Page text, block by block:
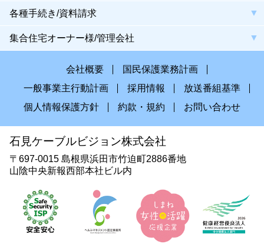
各種手続き/資料請求
集合住宅オーナー様/管理会社
会社概要
国民保護業務計画
一般事業主行動計画
採用情報
放送番組基準
個人情報保護方針
約款・規約 お問い合わせ
石見ケーブルビジョン株式会社
〒697-0015 島根県浜田市竹迫町2886番地
山陰中央新報西部本社ビル内